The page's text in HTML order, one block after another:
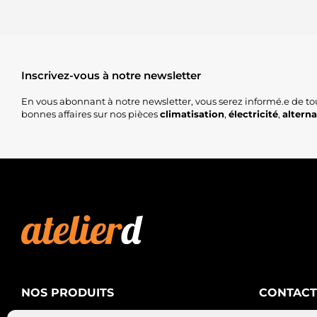
Inscrivez-vous à notre newsletter
En vous abonnant à notre newsletter, vous serez informé.e de
bonnes affaires sur nos piècesclimatisation, électricité,
NOS PRODUITS CONTACT